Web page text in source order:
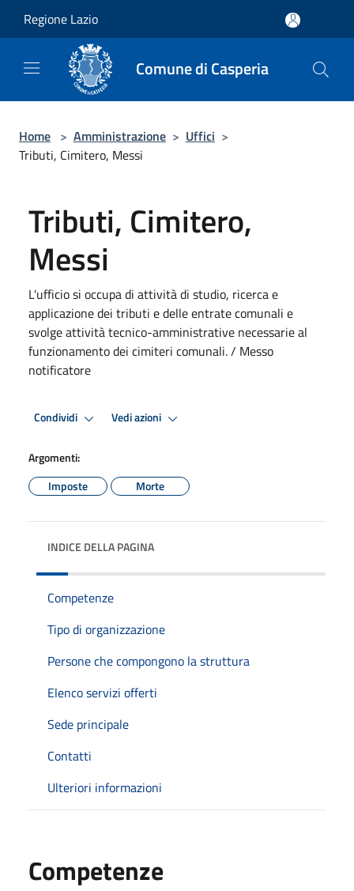
Regione Lazio
Comune di Casperia
Home > Amministrazione > Uffici >
Tributi, Cimitero, Messi
Tributi, Cimitero,
Messi
L'ufficio si occupa di attività di studio, ricerca e
applicazione dei tributi e delle entrate comunali e
svolge attività tecnico-amministrative necessarie al
funzionamento dei cimiteri comunali. / Messo
notificatore
Condividi Vedi azioni
Argomenti:
Imposte
Morte
INDICE DELLA PAGINA
Competenze
Tipo di organizzazione
Persone che compongono la struttura
Elenco servizi offerti
Sede principale
Contatti
Ulteriori informazioni
Competenze